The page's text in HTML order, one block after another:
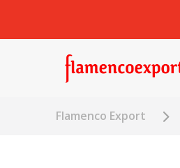
Flamenco Export